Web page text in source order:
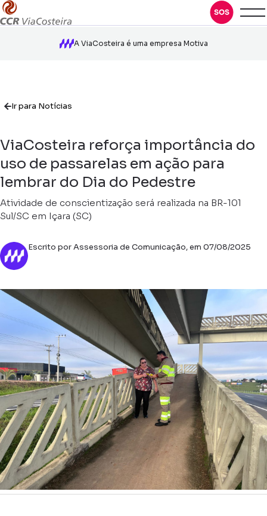
A ViaCosteira é uma empresa Motiva
Ir para Notícias
ViaCosteira reforça importância do
uso de passarelas em ação para
lembrar do Dia do Pedestre
Atividade de conscientização será realizada na BR-101
Sul/SC em Içara (SC)
Escrito por Assessoria de Comunicação, em 07/08/2025